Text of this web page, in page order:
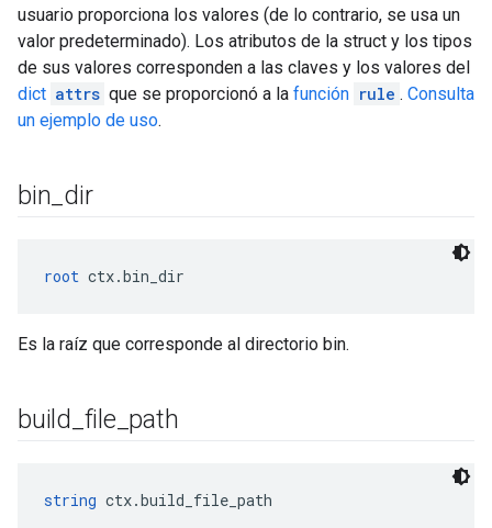
usuario proporciona los valores (de lo contrario, se usa un
valor predeterminado). Los atributos de la struct y los tipos
de sus valores corresponden a las claves y los valores del
dict attrs que se proporcionó a la función rule . Consulta
un ejemplo de uso.
bin dir
root ctx.bin_dir
Es la raíz que corresponde al directorio bin.
build file path
string ctx.build_file_path